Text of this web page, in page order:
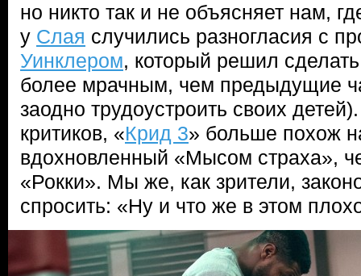
но никто так и не объясняет нам,
у Слая случились разногласия с
Уинклером, который решил
более мрачным, чем предыдущие
заодно трудоустроить своих
критиков, «Крид 3» больше похож
вдохновленный «Мысом страха»,
«Рокки». Мы же, как зрители,
спросить: «Ну и что же в этом